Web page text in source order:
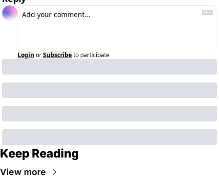
Login orSubscribeto participate
Keep Reading
View more